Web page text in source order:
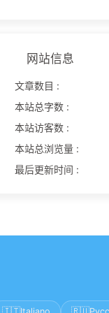
网站信息
文章数目 :
本站总字数 :
本站访客数 :
本站总浏览量 :
最后更新时间 :